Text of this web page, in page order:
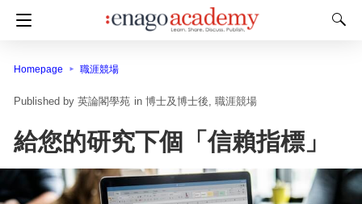
Homepage 職涯競場
英論閣學苑 in 博士及博士後 職涯競場
給您的研究下個「信賴指標」